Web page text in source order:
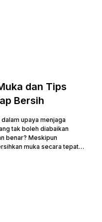
yang lebih sehat
meniruskan pipi. Tentu
dan Tips
Bersih
upaya menjaga
tak boleh diabaikan
benar? Meskipun
muka secara tepat
kulit tetap sehat dan
produk perawatan kulit
pembersih yang
makeup dan